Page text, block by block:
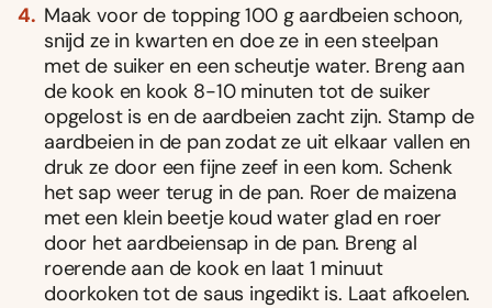
Maak voor de topping 100 g aardbeien schoon,
snijd ze in kwarten en doe ze in een steelpan
met de suiker en een scheutje water. Breng aan
de kook en kook 8-10 minuten tot de suiker
opgelost is en de aardbeien zacht zijn. Stamp de
aardbeien in de pan zodat ze uit elkaar vallen en
druk ze door een fijne zeef in een kom. Schenk
het sap weer terug in de pan. Roer de maizena
met een klein beetje koud water glad en roer
door het aardbeiensap in de pan. Breng al
roerende aan de kook en laat 1 minuut
doorkoken tot de saus ingedikt is. Laat afkoelen.